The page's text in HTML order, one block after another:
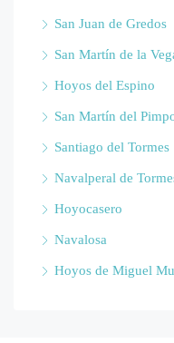
San Juan de Gredos
San Martín de la
Hoyos del Espino
San Martín del
Santiago del Tormes
Navalperal de
Hoyocasero
Navalosa
Hoyos de Miguel